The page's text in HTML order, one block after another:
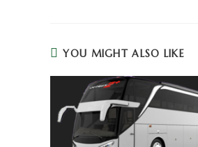
YOU MIGHT ALSO LIKE